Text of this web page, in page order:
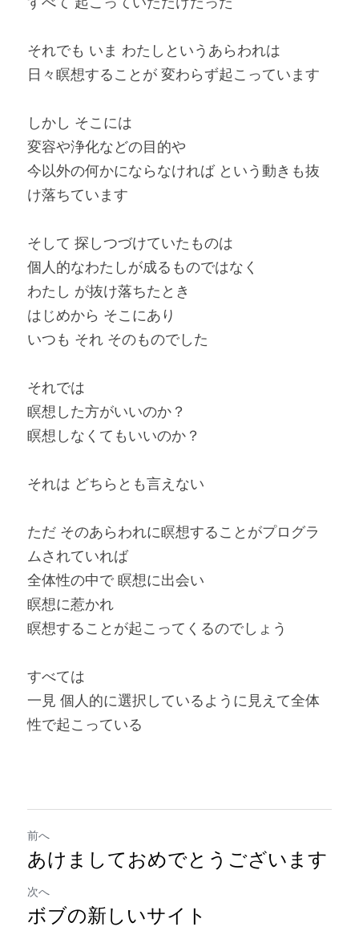
それでも いま わたしというあらわれは
日々瞑想することが 変わらず起こっています
しかし そこには
変容や浄化などの目的や
今以外の何かにならなければ という動きも抜
け落ちています
そして 探しつづけていたものは
個人的なわたしが成るものではなく
わたし が抜け落ちたとき
はじめから そこにあり
いつも それ そのものでした
それでは
瞑想した方がいいのか？
瞑想しなくてもいいのか？
それは どちらとも言えない
ただ そのあらわれに瞑想することがプログラ
ムされていれば
全体性の中で 瞑想に出会い
瞑想に惹かれ
瞑想することが起こってくるのでしょう
すべては
一見 個人的に選択しているように見えて全体
性で起こっている
前へ
あけましておめでとうございます
次へ
ボブの新しいサイト